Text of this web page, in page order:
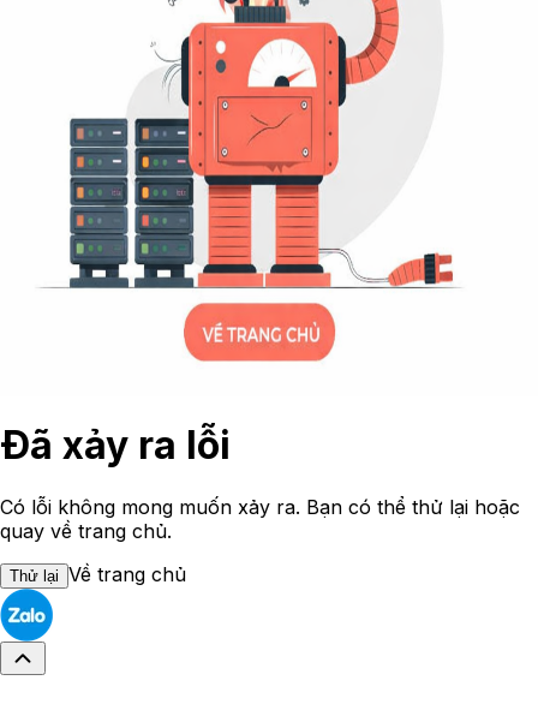
Đã xảy ra lỗi
Có lỗi không mong muốn xảy ra. Bạn có thể thử lại hoặc
quay về trang chủ.
Thử lại Về trang chủ